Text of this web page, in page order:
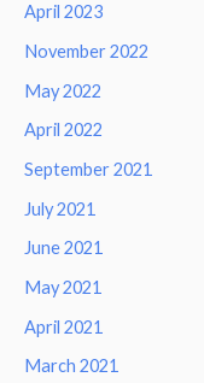
April 2023
November 2022
May 2022
April 2022
September 2021
July 2021
June 2021
May 2021
April 2021
March 2021